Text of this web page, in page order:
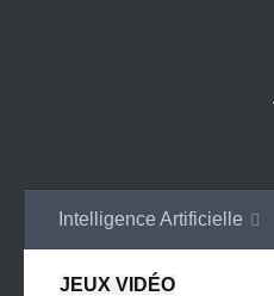
Intelligence Artificielle
JEUX VIDÉO